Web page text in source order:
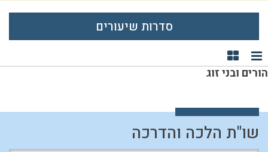
סדרות שיעורים
תצוגת רשימה
תצוגת קוביות
הורים ובני זוג
שו"ת הלכה והדרכה